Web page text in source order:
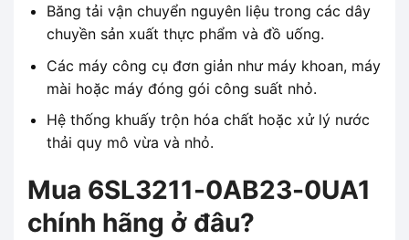
Băng tải vận chuyển nguyên liệu trong các dây
chuyền sản xuất thực phẩm và đồ uống.
Các máy công cụ đơn giản như máy khoan, máy
mài hoặc máy đóng gói công suất nhỏ.
Hệ thống khuấy trộn hóa chất hoặc xử lý nước
thải quy mô vừa và nhỏ.
Mua 6SL3211-0AB23-0UA1
chính hãng ở đâu?